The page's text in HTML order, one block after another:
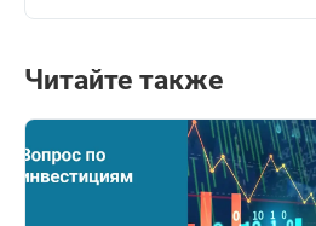
Читайте также